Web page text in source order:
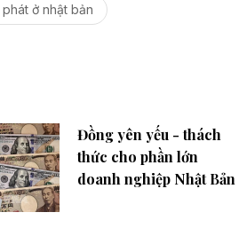
phát ở nhật bản
Đồng yên yếu - thách
thức cho phần lớn
doanh nghiệp Nhật Bản